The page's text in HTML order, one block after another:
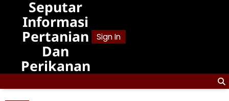
content
Seputar
Informasi
Pertanian
Dan
Perikanan
Sign In